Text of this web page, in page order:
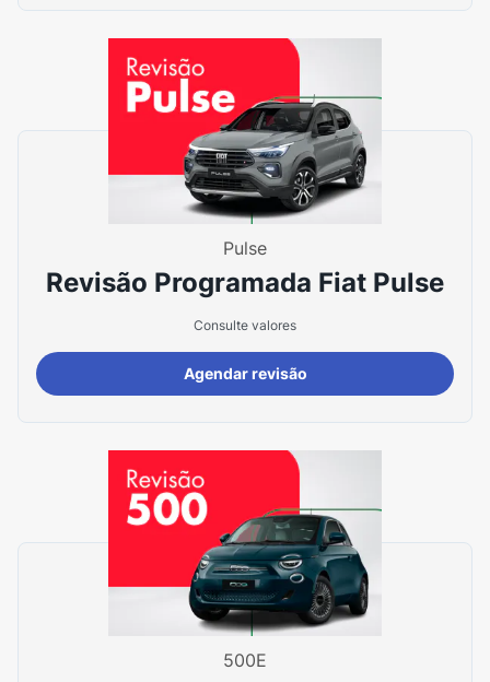
Pulse
Revisão Programada Fiat Pulse
Consulte valores
Agendar revisão
500E